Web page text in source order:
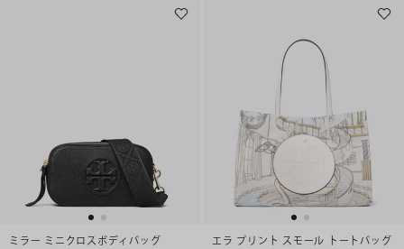
ミラー ミニクロスボディバッグ
エラ プリント スモール トートバッグ